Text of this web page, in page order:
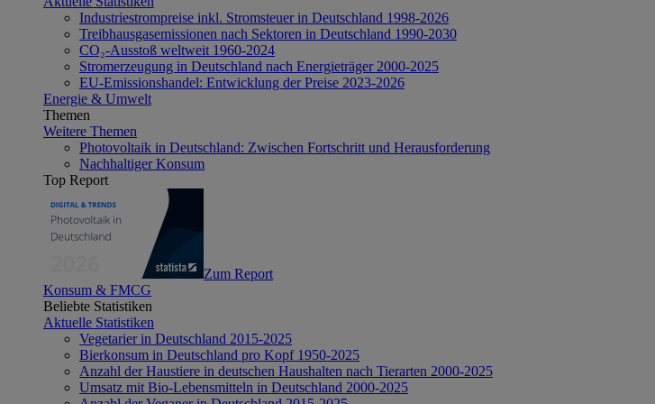
Industriestrompreise inkl. Stromsteuer in Deutschland 1998-2026
Treibhausgasemissionen nach Sektoren in Deutschland 1990-2030
CO₂-Ausstoß weltweit 1960-2024
Stromerzeugung in Deutschland nach Energieträger 2000-2025
EU-Emissionshandel: Entwicklung der Preise 2023-2026
Energie & Umwelt
Themen
Weitere Themen
Photovoltaik in Deutschland: Zwischen Fortschritt und Herausforderung
Nachhaltiger Konsum
Top Report
Zum Report
Konsum & FMCG
Beliebte Statistiken
Aktuelle Statistiken
Vegetarier in Deutschland 2015-2025
Bierkonsum in Deutschland pro Kopf 1950-2025
Anzahl der Haustiere in deutschen Haushalten nach Tierarten 2000-2025
Umsatz mit Bio-Lebensmitteln in Deutschland 2000-2025